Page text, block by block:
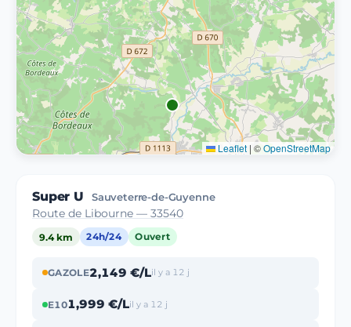
Leaflet | ©OpenStreetMap
Super U Sauveterre-de-Guyenne
Route de Libourne — 33540
9.4 km 24h/24 Ouvert
GAZOLE2,149 €/Lil y a 12 j
E101,999 €/Lil y a 12 j